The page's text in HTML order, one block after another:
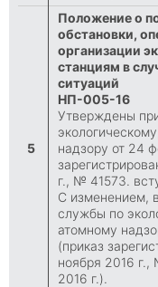
5
Положение о
обстановки,
организации
станциям в
ситуаций
НП-005-16
Утверждены
надзору от 24
г., № 41573.
С изменением,
службы по
атомному
(приказ
ноября 2016
2016 г.).